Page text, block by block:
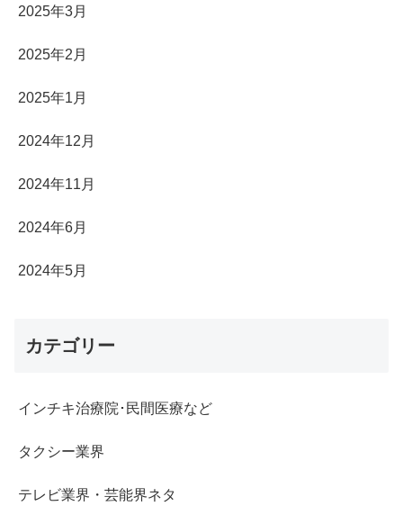
2025年3月
2025年2月
2025年1月
2024年12月
2024年11月
2024年6月
2024年5月
カテゴリー
インチキ治療院･民間医療など
タクシー業界
テレビ業界・芸能界ネタ